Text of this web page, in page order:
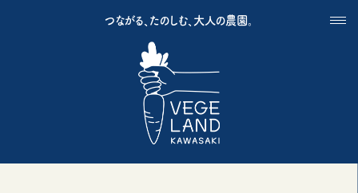
つながる、たのしむ、大人の農園。